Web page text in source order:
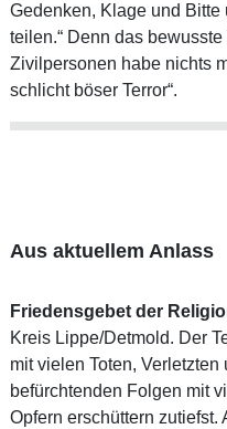
Gedenken, Klage und
teilen.“ Denn das
Zivilpersonen habe nichts
schlicht böser Terror“.
Aus aktuellem Anlass
Friedensgebet der
Kreis Lippe/Detmold. Der
mit vielen Toten,
befürchtenden Folgen mit
Opfern erschüttern